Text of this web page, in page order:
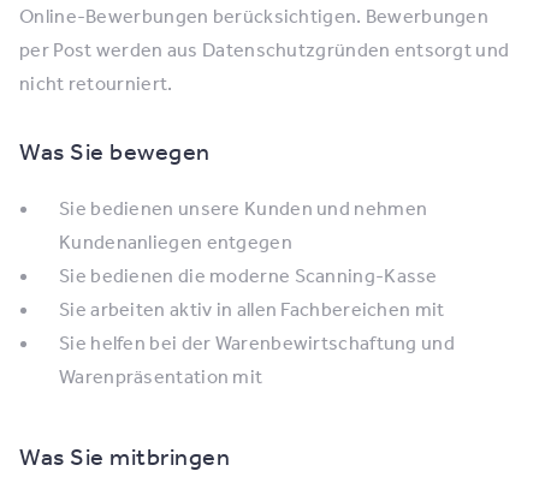
Online-Bewerbungen berücksichtigen. Bewerbungen
per Post werden aus Datenschutzgründen entsorgt und
nicht retourniert.
Was Sie bewegen
Sie bedienen unsere Kunden und nehmen
Kundenanliegen entgegen
Sie bedienen die moderne Scanning-Kasse
Sie arbeiten aktiv in allen Fachbereichen mit
Sie helfen bei der Warenbewirtschaftung und
Warenpräsentation mit
Was Sie mitbringen